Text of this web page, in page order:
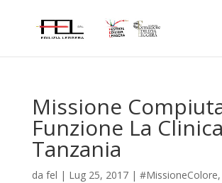
Missione
Funzione La
Tanzania
da fel | Lug 25, 2017| #MissioneColore,